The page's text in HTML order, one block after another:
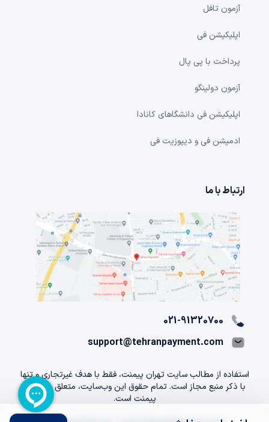
آزمون تافل
اپلیکیشن فی
پرداخت با پی پال
آزمون دولینگو
اپلیکیشن فی دانشگا‌های کانادا
ادمیشن فی و دیپوزیت فی
ارتباط با ما
021-91320700
support@tehranpayment.com
استفاده از مطالب سایت تهران پیمنت، فقط با هدف غیرتجاری و تنها
با ذکر منبع مجاز است. تمام حقوق اين وب‌سايت، متعلق به تهران
پیمنت است.